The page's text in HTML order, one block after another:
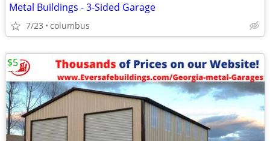
Metal Buildings - 3-Sided Garage
7/23 columbus
$5